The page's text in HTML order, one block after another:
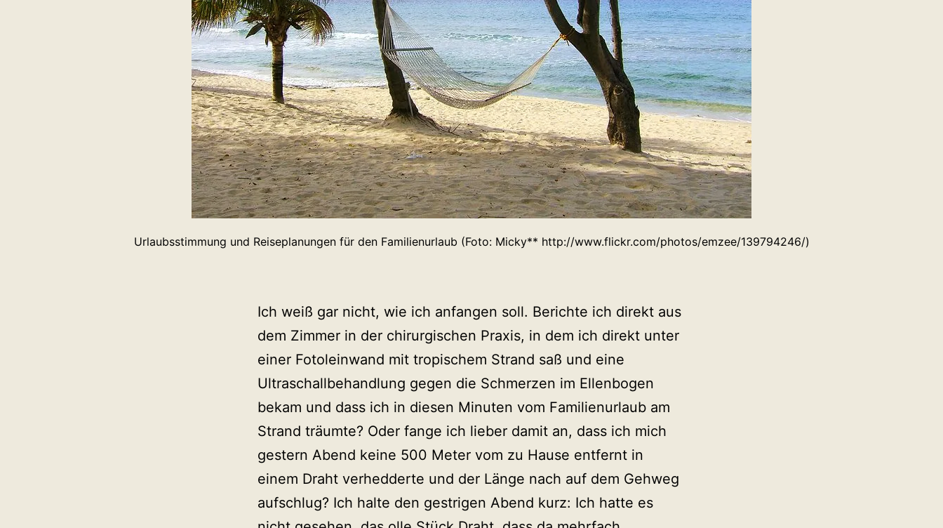
Urlaubsstimmung und Reiseplanungen für den Familienurlaub (Foto: Micky** http://www.flickr.com/photos/emzee/139794246/)
Ich weiß gar nicht, wie ich anfangen soll. Berichte ich direkt aus
dem Zimmer in der chirurgischen Praxis, in dem ich direkt unter
einer Fotoleinwand mit tropischem Strand saß und eine
Ultraschallbehandlung gegen die Schmerzen im Ellenbogen
bekam und dass ich in diesen Minuten vom Familienurlaub am
Strand träumte? Oder fange ich lieber damit an, dass ich mich
gestern Abend keine 500 Meter vom zu Hause entfernt in
einem Draht verhedderte und der Länge nach auf dem Gehweg
aufschlug? Ich halte den gestrigen Abend kurz: Ich hatte es